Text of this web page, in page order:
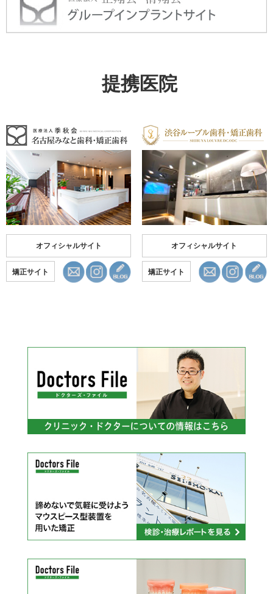
提携医院
オフィシャルサイト
矯正サイト
オフィシャルサイト
矯正サイト